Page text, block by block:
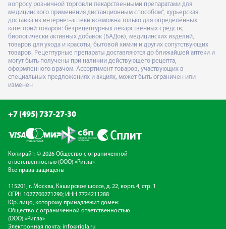
вопросу розничной торговли лекарственными препаратами для
медицинского применения дистанционным способом", курьерская
доставка из интернет-аптеки возможна только для определённых
категорий товаров: безрецептурных лекарственных средств,
биологически активных добавок (БАДов), медицинских изделий,
товаров для ухода и красоты, бытовой химии и других сопутствующих
товаров. Рецептурные препараты доставляются до ближайшей аптеки и
могут быть получены при наличии действующего рецепта,
оформленного врачом. Ассортимент товаров, участвующих в
специальных предложениях и акциях, может быть ограничен или
изменен
+7 (495) 737-27-30
Копирайт: © 2026 Общество с ограниченной
ответственностью (ООО) «Ригла»
Все права защищены
115201, г. Москва, Каширское шоссе, д. 22, корп. 4, стр. 1
ОГРН 1027700271290; ИНН 7724211288
Юр. лицо, которому принадлежит домен:
Общество с ограниченной ответственностью
(ООО) «Ригла»
Электронная почта: info@rigla.ru